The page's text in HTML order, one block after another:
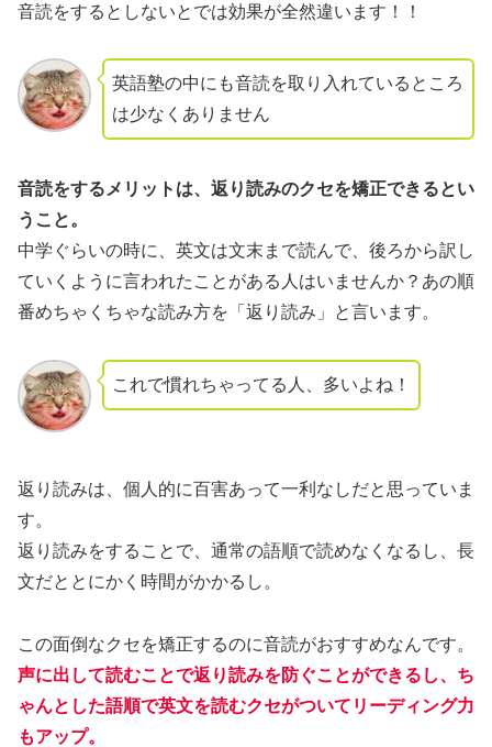
音読をするとしないとでは効果が全然違います！！
英語塾の中にも音読を取り入れているところ
は少なくありません
音読をするメリットは、返り読みのクセを矯正できるとい
うこと。
中学ぐらいの時に、英文は文末まで読んで、後ろから訳し
ていくように言われたことがある人はいませんか？あの順
番めちゃくちゃな読み方を「返り読み」と言います。
これで慣れちゃってる人、多いよね！
返り読みは、個人的に百害あって一利なしだと思っていま
す。
返り読みをすることで、通常の語順で読めなくなるし、長
文だととにかく時間がかかるし。
この面倒なクセを矯正するのに音読がおすすめなんです。
声に出して読むことで返り読みを防ぐことができるし、ち
ゃんとした語順で英文を読むクセがついてリーディング力
もアップ。